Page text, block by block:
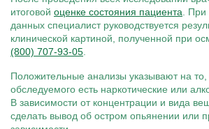
итоговой оценке состояния пациента .
данных специалист руководствуется
клинической картиной, полученной при
(800) 707-93-05
Положительные анализы указывают на то,
обследуемого есть наркотические или
В зависимости от концентрации и вида
сделать вывод об остром опьянении или